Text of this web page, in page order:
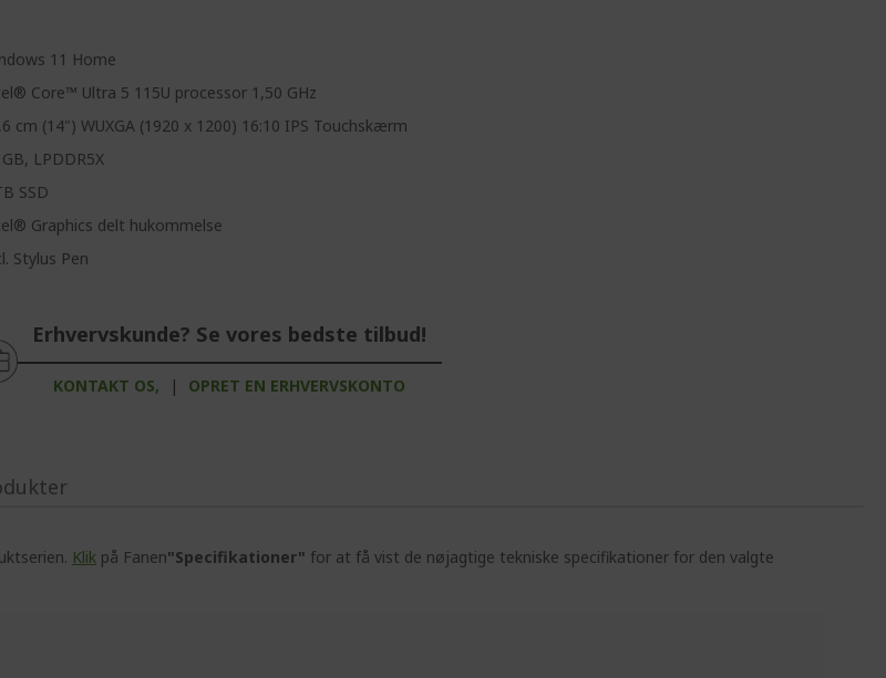
11 Home
Core™ Ultra 5 115U processor 1,50 GHz
cm (14") WUXGA (1920 x 1200) 16:10 IPS Touchskærm
LPDDR5X
SSD
Graphics delt hukommelse
Stylus Pen
Erhvervskunde? Se vores bedste tilbud!
KONTAKT OS, | OPRET EN ERHVERVSKONTO
Klik på Fanen"Specifikationer" for at få vist de nøjagtige tekniske specifikationer for den valgte